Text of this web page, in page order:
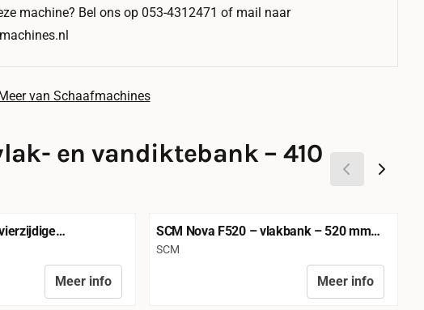
machine? Bel ons op 053-4312471 of mail naar
Meer van Schaafmachines
en vandiktebank – 410
mm breedte
Meer info
SCM Nova F520 – vlakbank – 520 mm
werkbreedte
Merk:
SCM
Meer info